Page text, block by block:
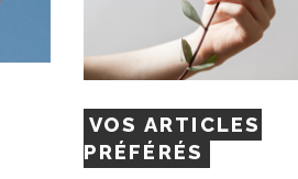
VOS ARTICLES
PRÉFÉRÉS